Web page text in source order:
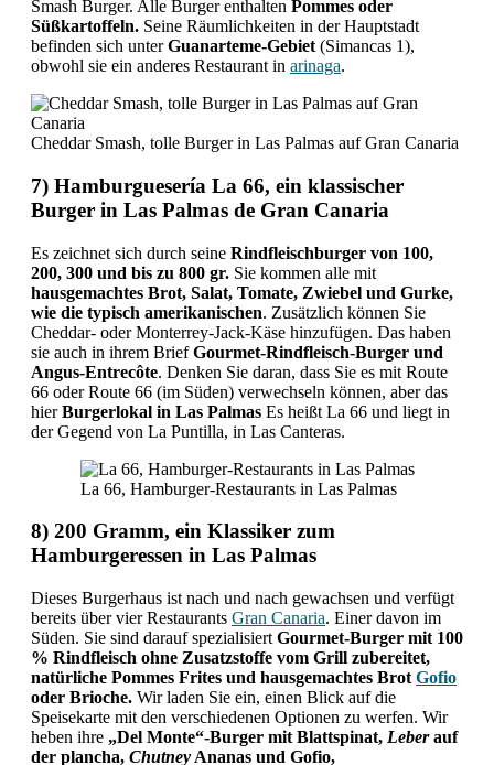
Smash Burger. Alle Burger enthalten Pommes oder
Süßkartoffeln. Seine Räumlichkeiten in der Hauptstadt
befinden sich unterGuanarteme-Gebiet (Simancas 1),
obwohl sie ein anderes Restaurant in arinaga.
Cheddar Smash, tolle Burger in Las Palmas auf Gran Canaria
7) Hamburguesería La 66, ein klassischer
Burger in Las Palmas de Gran Canaria
Es zeichnet sich durch seine Rindfleischburger von 100,
200, 300 und bis zu 800 gr. Sie kommen alle mit
hausgemachtes Brot, Salat, Tomate, Zwiebel und Gurke,
wie die typisch amerikanischen. Zusätzlich können Sie
Cheddar- oder Monterrey-Jack-Käse hinzufügen. Das haben
sie auch in ihrem BriefGourmet-Rindfleisch-Burger und
Angus-Entrecôte. Denken Sie daran, dass Sie es mit Route
66 oder Route 66 (im Süden) verwechseln können, aber das
hierBurgerlokal in Las Palmas Es heißt La 66 und liegt in
der Gegend von La Puntilla, in Las Canteras.
La 66, Hamburger-Restaurants in Las Palmas
8) 200 Gramm, ein Klassiker zum
Hamburgeressen in Las Palmas
Dieses Burgerhaus ist nach und nach gewachsen und verfügt
bereits über vier Restaurants Gran Canaria. Einer davon im
Süden. Sie sind darauf spezialisiert Gourmet-Burger mit 100
% Rindfleisch ohne Zusatzstoffe vom Grill zubereitet,
natürliche Pommes Frites und hausgemachtes Brot Gofio
oder Brioche. Wir laden Sie ein, einen Blick auf die
Speisekarte mit den verschiedenen Optionen zu werfen. Wir
heben ihre „Del Monte“-Burger mit Blattspinat, Leberauf
der plancha, Chutney Ananas und Gofio,